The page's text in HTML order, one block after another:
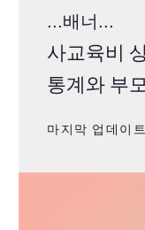
...배너...
사교육비
통계와 부
마지막 업데이